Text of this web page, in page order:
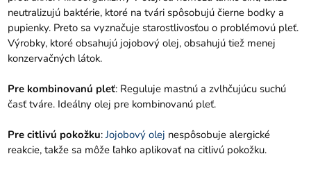
neutralizujú baktérie, ktoré na tvári spôsobujú čierne bodky a
pupienky. Preto sa vyznačuje starostlivosťou o problémovú pleť.
Výrobky, ktoré obsahujú jojobový olej, obsahujú tiež menej
konzervačných látok.
Pre kombinovanú pleť: Reguluje mastnú a zvlhčujúcu suchú
časť tváre. Ideálny olej pre kombinovanú pleť.
Pre citlivú pokožku:Jojobový olej nespôsobuje alergické
reakcie, takže sa môže ľahko aplikovať na citlivú pokožku.